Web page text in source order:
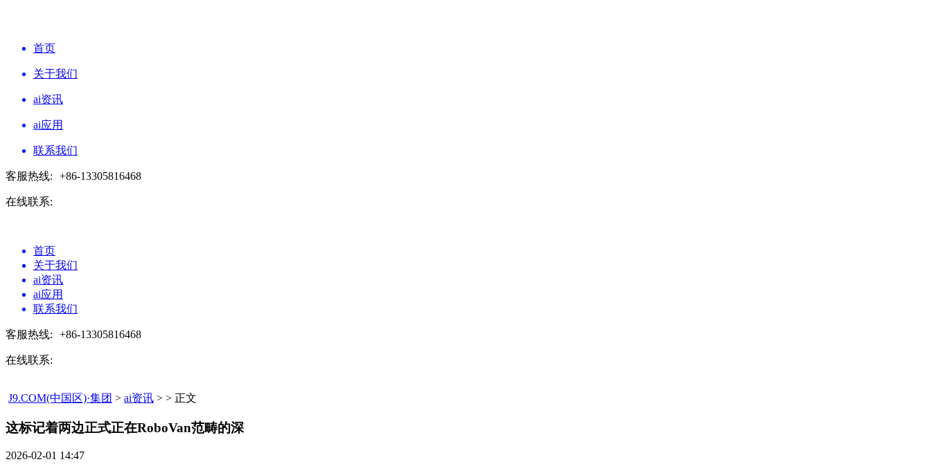
首页
关于我们
ai资讯
ai应用
联系我们
客服热线: +86-13305816468
在线联系:
首页
关于我们
ai资讯
ai应用
联系我们
客服热线: +86-13305816468
在线联系:
J9.COM(中国区)·集团 > ai资讯 > > 正文
这标记着两边正式正在RoboVan范畴的深​
2026-02-01 14:47